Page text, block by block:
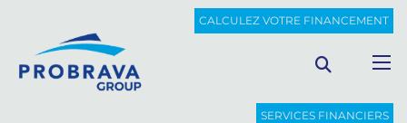
CALCULEZ VOTRE FINANCEMENT
SERVICES FINANCIERS
BATEAUX D'OCCASION
Retour à la liste